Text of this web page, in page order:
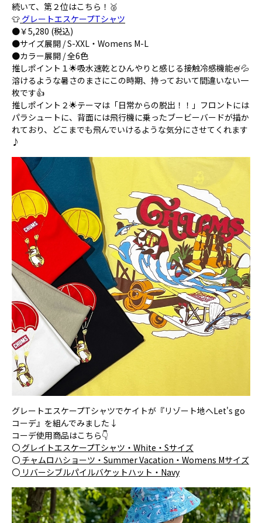
続いて、第２位はこちら！🥈
👕 グレートエスケープTシャツ
●￥5,280 (税込)
●サイズ展開 / S-XXL・Womens M-L
●カラー展開 / 全6色
推しポイント１🌟吸水速乾とひんやりと感じる接触冷感機能🍧💦
溶けるような暑さのまさにこの時期、持っておいて間違いない一
枚です👍
推しポイント２🌟テーマは「日常からの脱出！！」フロントには
パラシュートに、背面には飛行機に乗ったブービーバードが描か
れており、どこまでも飛んでいけるような気分にさせてくれます
♪
グレートエスケープTシャツでケイトが『リゾート地へLet's go
コーデ』を組んでみました↓
コーデ使用商品はこちら👇
〇 グレイトエスケープTシャツ・White・Sサイズ
〇 チャムロハショーツ・Summer Vacation・Womens Mサイズ
〇 リバーシブルパイルバケットハット・Navy